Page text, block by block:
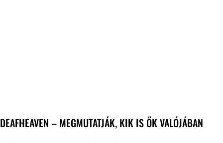
DEAFHEAVEN – MEGMUTATJÁK, KIK IS ŐK VALÓJÁBAN